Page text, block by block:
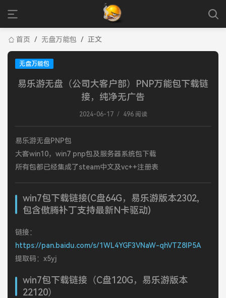
首页 / 无盘万能包 / 正文
无盘万能包
易乐游无盘（公司大客户部）PNP万能包下载链
接，纯净无广告
2024-06-17 / 496 阅读
易乐游无盘PNP包
大客win10，win7 pnp包及服务器系统包下载
所有包都已经集成了steam中文及vc++注册表
win7包下载链接(C盘64G，易乐游版本2302,
包含傲腾补丁支持最新N卡驱动)
链接：
https://pan.baidu.com/s/1WL4YGF3VNaW-qhVTZ8lP5A
提取码：x5yj
win7包下载链接（C盘120G，易乐游版本
22120）